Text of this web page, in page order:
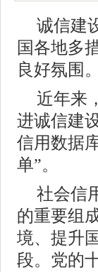
诚信建
国各地多
良好氛围
近年来
进诚信建
信用数据
单”。
社会信
的重要组
境、提升
段。党的